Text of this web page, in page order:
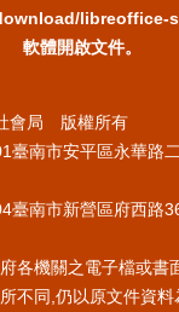
libreoffice-
軟體開啟文件。
會局 版權所有
臺南市安平區永華路
臺南市新營區府西路
府各機關之電子檔或書
不同,仍以原文件資料